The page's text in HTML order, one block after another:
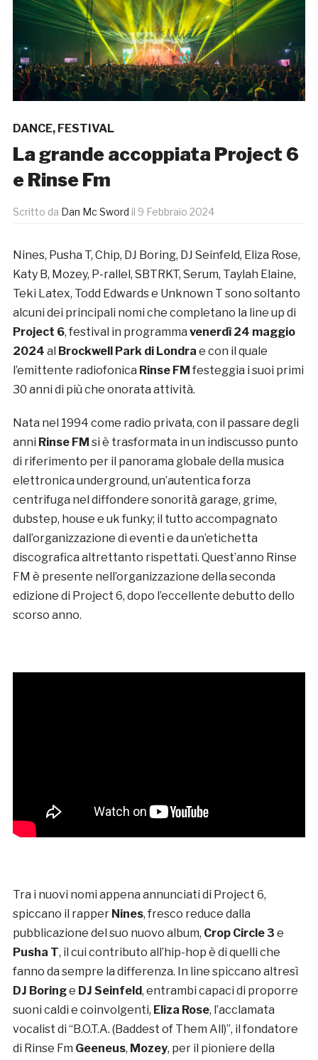
DANCE, FESTIVAL
La grande accoppiata Project 6
e Rinse Fm
Scritto da Dan Mc Sword il 9 Febbraio 2024
Nines, Pusha T, Chip, DJ Boring, DJ Seinfeld, Eliza Rose,
Katy B, Mozey, P-rallel, SBTRKT, Serum, Taylah Elaine,
Teki Latex, Todd Edwards e Unknown T sono soltanto
alcuni dei principali nomi che completano la line up di
Project 6, festival in programma venerdì 24 maggio
2024 al Brockwell Park di Londra e con il quale
l’emittente radiofonica Rinse FM festeggia i suoi primi
30 anni di più che onorata attività.
Nata nel 1994 come radio privata, con il passare degli
anni Rinse FM si è trasformata in un indiscusso punto
di riferimento per il panorama globale della musica
elettronica underground, un’autentica forza
centrifuga nel diffondere sonorità garage, grime,
dubstep, house e uk funky; il tutto accompagnato
dall’organizzazione di eventi e da un’etichetta
discografica altrettanto rispettati. Quest’anno Rinse
FM è presente nell’organizzazione della seconda
edizione di Project 6, dopo l’eccellente debutto dello
scorso anno.
Tra i nuovi nomi appena annunciati di Project 6,
spiccano il rapper Nines, fresco reduce dalla
pubblicazione del suo nuovo album, Crop Circle 3 e
Pusha T, il cui contributo all’hip-hop è di quelli che
fanno da sempre la differenza. In line spiccano altresì
DJ Boringe DJ Seinfeld, entrambi capaci di proporre
suoni caldi e coinvolgenti, Eliza Rose, l’acclamata
vocalist di “B.O.T.A. (Baddest of Them All)”, il fondatore
di Rinse Fm Geeneus, Mozey, per il pioniere della